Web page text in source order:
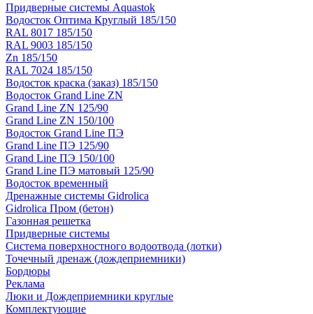
Придверные системы Aquastok
Водосток Оптима Круглый 185/150
RAL 8017 185/150
RAL 9003 185/150
Zn 185/150
RAL 7024 185/150
Водосток краска (заказ) 185/150
Водосток Grand Line ZN
Grand Line ZN 125/90
Grand Line ZN 150/100
Водосток Grand Line ПЭ
Grand Line ПЭ 125/90
Grand Line ПЭ 150/100
Grand Line ПЭ матовый 125/90
Водосток временный
Дренажные системы Gidrolica
Gidrolica Пром (бетон)
Газонная решетка
Придверные системы
Система поверхностного водоотвода (лотки)
Точечный дренаж (дождеприемники)
Бордюры
Рекламa
Люки и Дождеприемники круглые
Комплектующие